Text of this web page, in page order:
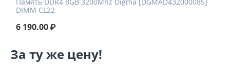
DIMM CL22
6 190.00₽
За ту же цену!